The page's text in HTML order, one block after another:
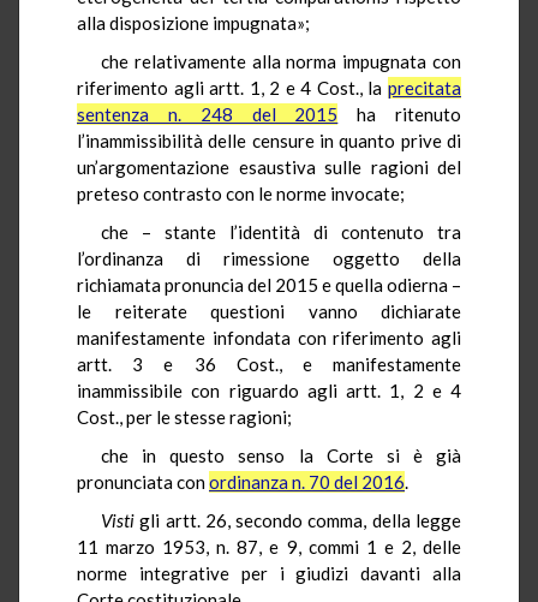
alla disposizione impugnata»;
che relativamente alla norma impugnata con
riferimento agli artt. 1, 2 e 4 Cost., la precitata
sentenza n. 248 del 2015 ha ritenuto
l’inammissibilità delle censure in quanto prive di
un’argomentazione esaustiva sulle ragioni del
preteso contrasto con le norme invocate;
che – stante l’identità di contenuto tra
l’ordinanza di rimessione oggetto della
richiamata pronuncia del 2015 e quella odierna –
le reiterate questioni vanno dichiarate
manifestamente infondata con riferimento agli
artt. 3 e 36 Cost., e manifestamente
inammissibile con riguardo agli artt. 1, 2 e 4
Cost., per le stesse ragioni;
che in questo senso la Corte si è già
pronunciata conordinanza n. 70 del 2016.
Visti gli artt. 26, secondo comma, della legge
11 marzo 1953, n. 87, e 9, commi 1 e 2, delle
norme integrative per i giudizi davanti alla